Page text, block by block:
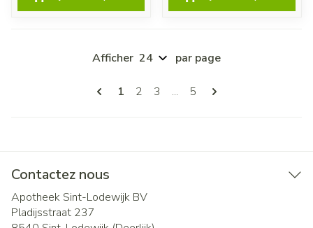
Pages
Vous lisez actuellement la page
1 Page
2 Page
3 ... Page
5
Afficher par page
Contactez nous
Apotheek Sint-Lodewijk BV
Pladijsstraat 237